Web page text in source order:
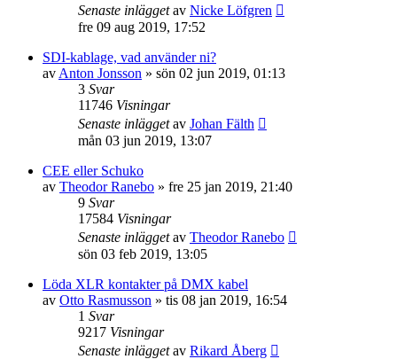
Senaste inläggetav Nicke Löfgren
fre 09 aug 2019, 17:52
SDI-kablage, vad använder ni?
av Anton Jonsson » sön 02 jun 2019, 01:13
3 Svar
11746 Visningar
Senaste inläggetav Johan Fälth
mån 03 jun 2019, 13:07
CEE eller Schuko
av Theodor Ranebo » fre 25 jan 2019, 21:40
9 Svar
17584 Visningar
Senaste inläggetav Theodor Ranebo
sön 03 feb 2019, 13:05
Löda XLR kontakter på DMX kabel
av Otto Rasmusson » tis 08 jan 2019, 16:54
1 Svar
9217 Visningar
Senaste inläggetav Rikard Åberg